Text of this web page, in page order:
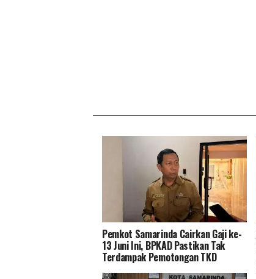
Pemkot Samarinda Cairkan Gaji ke-
13 Juni Ini, BPKAD Pastikan Tak
Terdampak Pemotongan TKD